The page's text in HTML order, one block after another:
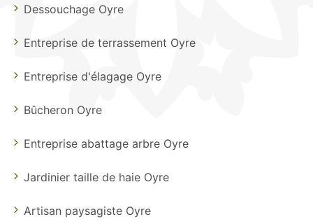
Dessouchage Oyre
Entreprise de terrassement Oyre
Entreprise d'élagage Oyre
Bûcheron Oyre
Entreprise abattage arbre Oyre
Jardinier taille de haie Oyre
Artisan paysagiste Oyre